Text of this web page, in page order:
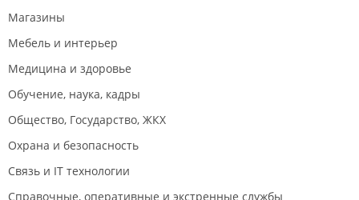
Магазины
Мебель и интерьер
Медицина и здоровье
Обучение, наука, кадры
Общество, Государство, ЖКХ
Охрана и безопасность
Связь и IT технологии
Справочные, оперативные и экстренные службы